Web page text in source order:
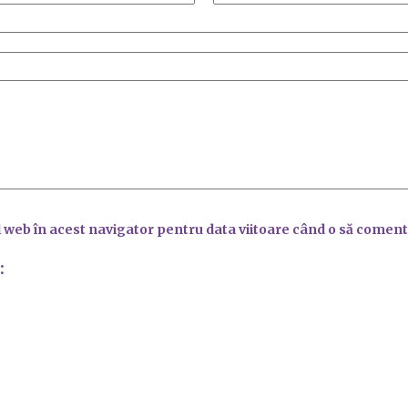
în acest navigator pentru data viitoare când o să